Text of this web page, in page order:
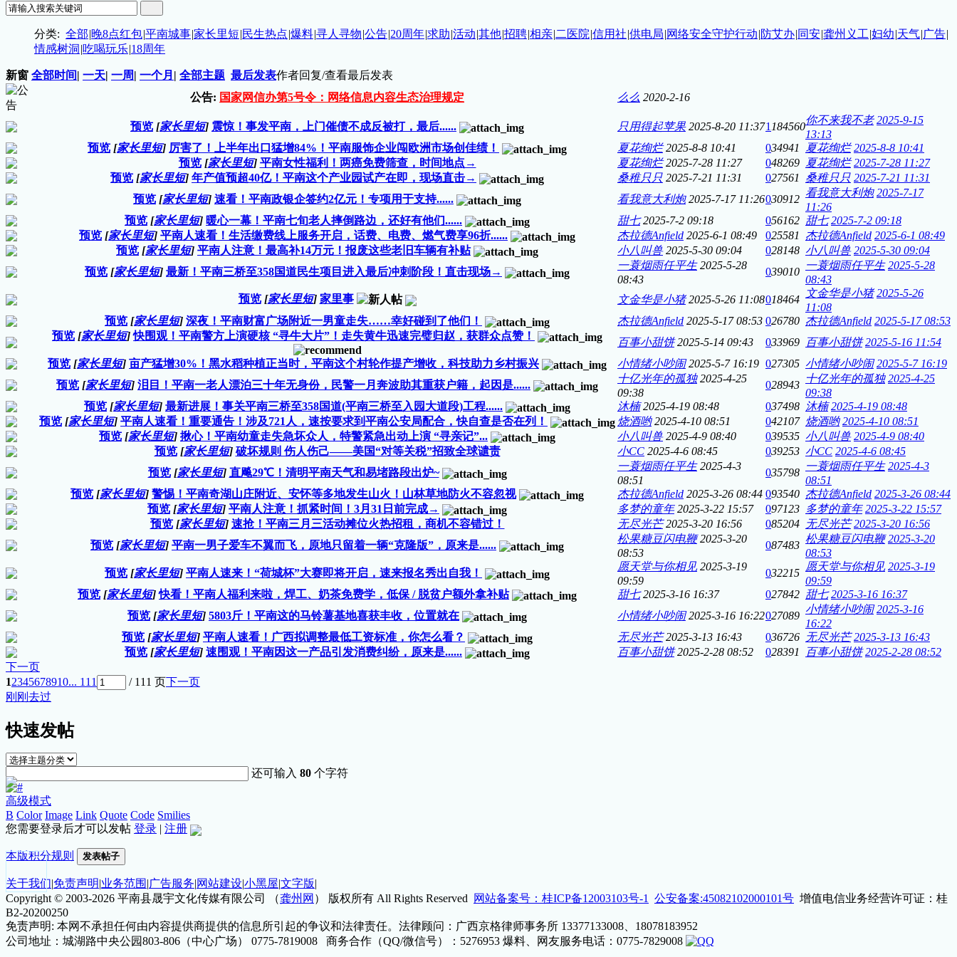
分类: 全部|晚8点红包|平南城事|家长里短|民生热点|爆料|寻人寻物|公告|20周年|求助|活动|其他|招聘|相亲|二医院|信用社|供电局|网络安全守护行动|防艾办|同安|龚州义工|妇幼|天气|广告|
情感树洞 |吃喝玩乐|18周年
新窗 全部时间| 一天| 一周| 一个月 | 全部主题 最后发表作者回复/查看最后发表
公告: 国家网信办第5号令：网络信息内容生态治理规定 么么 2020-2-16
预览 [家长里短] 震惊！事发平南，上门催债不成反被打，最后...... 只用得起苹果 2025-8-20 11:371 184560
你不来我不老 2025-9-15
13:13
预览 [家长里短] 厉害了！上半年出口猛增84%！平南服饰企业闯欧洲市场创佳绩！ 夏花绚烂 2025-8-8 10:41 034941 夏花绚烂 2025-8-8 10:41
预览 [家长里短] 平南女性福利！两癌免费筛查，时间地点→ 夏花绚烂 2025-7-28 11:27 048269 夏花绚烂 2025-7-28 11:27
预览 [家长里短] 年产值预超40亿！平南这个产业园试产在即，现场直击→ 桑稚只只 2025-7-21 11:31 027561 桑稚只只 2025-7-21 11:31
预览 [家长里短] 速看！平南政银企签约2亿元！专项用于支持...... 看我意大利炮 2025-7-17 11:26030912
看我意大利炮 2025-7-17
11:26
预览 [家长里短] 暖心一幕！平南七旬老人摔倒路边，还好有他们...... 甜七 2025-7-2 09:18 056162 甜七 2025-7-2 09:18
预览 [家长里短] 平南人速看！生活缴费线上服务开启，话费、电费、燃气费享96折...... 杰拉德Anfield 2025-6-1 08:49 025581 杰拉德Anfield 2025-6-1 08:49
预览 [家长里短] 平南人注意！最高补14万元！报废这些老旧车辆有补贴 小八叫兽 2025-5-30 09:04 028148 小八叫兽 2025-5-30 09:04
预览 [家长里短] 最新！平南三桥至358国道民生项目进入最后冲刺阶段！直击现场→
一蓑烟雨任平生 2025-5-28
08:43
039010
一蓑烟雨任平生 2025-5-28
08:43
预览 [家长里短] 家里事 文金华是小猪 2025-5-26 11:08018464
文金华是小猪 2025-5-26
11:08
预览 [家长里短] 深夜！平南财富广场附近一男童走失……幸好碰到了他们！ 杰拉德Anfield 2025-5-17 08:53 026780 杰拉德Anfield 2025-5-17 08:53
预览 [家长里短] 快围观！平南警方上演硬核 “寻牛大片”！走失黄牛迅速完璧归赵，获群众点赞！
百事小甜饼 2025-5-14 09:43 033969 百事小甜饼 2025-5-16 11:54
预览 [家长里短] 亩产猛增30%！黑水稻种植正当时，平南这个村轮作提产增收，科技助力乡村振兴 小情绪小吵闹 2025-5-7 16:19 027305 小情绪小吵闹 2025-5-7 16:19
预览 [家长里短] 泪目！平南一老人漂泊三十年无身份，民警一月奔波助其重获户籍，起因是......
十亿光年的孤独 2025-4-25
09:38
028943
十亿光年的孤独 2025-4-25
09:38
预览 [家长里短] 最新进展！事关平南三桥至358国道(平南三桥至入园大道段)工程...... 沐楠 2025-4-19 08:48 037498 沐楠 2025-4-19 08:48
预览 [家长里短] 平南人速看！重要通告！涉及721人，速按要求到平南公安局配合，快自查是否在列！ 烧酒哟 2025-4-10 08:51 042107 烧酒哟 2025-4-10 08:51
预览 [家长里短] 揪心！平南幼童走失急坏众人，特警紧急出动上演 “寻亲记”... 小八叫兽 2025-4-9 08:40 039535 小八叫兽 2025-4-9 08:40
预览 [家长里短] 破坏规则 伤人伤己——美国“对等关税”招致全球谴责 小CC 2025-4-6 08:45 039253 小CC 2025-4-6 08:45
预览 [家长里短] 直飚29℃！清明平南天气和易堵路段出炉~
一蓑烟雨任平生 2025-4-3
08:51
035798
一蓑烟雨任平生 2025-4-3
08:51
预览 [家长里短] 警惕！平南奇湖山庄附近、安怀等多地发生山火！山林草地防火不容忽视 杰拉德Anfield 2025-3-26 08:44 093540 杰拉德Anfield 2025-3-26 08:44
预览 [家长里短] 平南人注意！抓紧时间！3月31日前完成→ 多梦的童年 2025-3-22 15:57 097123 多梦的童年 2025-3-22 15:57
预览 [家长里短] 速抢！平南三月三活动摊位火热招租，商机不容错过！ 无尽光芒 2025-3-20 16:56 085204 无尽光芒 2025-3-20 16:56
预览 [家长里短] 平南一男子爱车不翼而飞，原地只留着一辆“克隆版”，原来是......
松果糖豆闪电鞭 2025-3-20
08:53
087483
松果糖豆闪电鞭 2025-3-20
08:53
预览 [家长里短] 平南人速来！“荷城杯”大赛即将开启，速来报名秀出自我！
愿天堂与你相见 2025-3-19
09:59
032215
愿天堂与你相见 2025-3-19
09:59
预览 [家长里短] 快看！平南人福利来啦，焊工、奶茶免费学，低保 / 脱贫户额外拿补贴 甜七 2025-3-16 16:37 027842 甜七 2025-3-16 16:37
预览 [家长里短] 5803斤！平南这的马铃薯基地喜获丰收，位置就在 小情绪小吵闹 2025-3-16 16:22027089
小情绪小吵闹 2025-3-16
16:22
预览 [家长里短] 平南人速看！广西拟调整最低工资标准，你怎么看？ 无尽光芒 2025-3-13 16:43 036726 无尽光芒 2025-3-13 16:43
预览 [家长里短] 速围观！平南因这一产品引发消费纠纷，原来是...... 百事小甜饼 2025-2-28 08:52 028391 百事小甜饼 2025-2-28 08:52
下一页
12345678910... 111 / 111 页下一页
刚刚去过
快速发帖
还可输入80 个字符
高级模式
B Color Image Link Quote Code Smilies
您需要登录后才可以发帖 登录 | 注册
本版积分规则 发表帖子
关于我们|免责声明|业务范围 |广告服务|网站建设|小黑屋|文字版|
Copyright © 2003-2026 平南县晟宇文化传媒有限公司 （龚州网 ） 版权所有 All Rights Reserved 网站备案号：桂ICP备12003103号-1 公安备案:45082102000101号 增值电信业务经营许可证：桂
B2-20200250
免责声明: 本网不承担任何由内容提供商提供的信息所引起的争议和法律责任。法律顾问：广西京格律师事务所 13377133008、18078183952
公司地址：城湖路中央公园803-806（中心广场） 0775-7819008 商务合作（QQ/微信号）：5276953 爆料、网友服务电话：0775-7829008